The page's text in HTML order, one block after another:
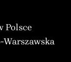
Polsce